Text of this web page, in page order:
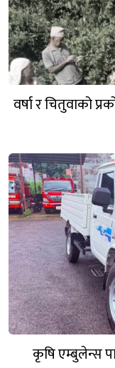
वर्षा र चितुवाको
कृषि एम्बुलेन्स